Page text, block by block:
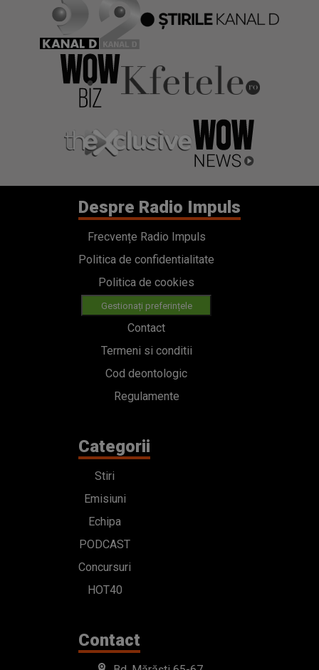
Despre Radio Impuls
Frecvențe Radio Impuls
Politica de confidentialitate
Politica de cookies
Gestionați preferințele
Contact
Termeni si conditii
Cod deontologic
Regulamente
Categorii
Stiri
Emisiuni
Echipa
PODCAST
Concursuri
HOT40
Contact